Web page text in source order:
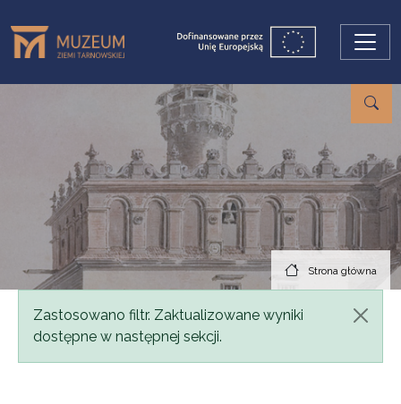
Strona główna
Komunikat
Zastosowano filtr. Zaktualizowane wyniki
dostępne w następnej sekcji.